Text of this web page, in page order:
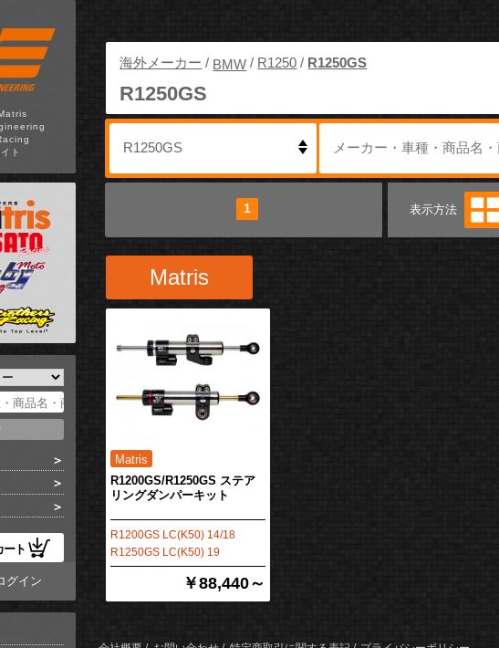
ト
ート
グイン
海外メーカー / BMW / R1250 / R1250GS
R1250GS
1 表示方法
R1200GS/R1250GS ステア
リングダンパーキット
R1200GS LC(K50) 14/18
R1250GS LC(K50) 19
￥88,440～